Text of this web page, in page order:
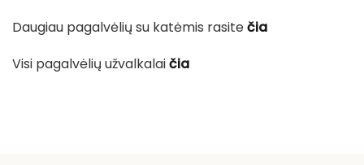
Daugiau pagalvėlių su katėmis rasitečia
Visi pagalvėlių užvalkalaičia